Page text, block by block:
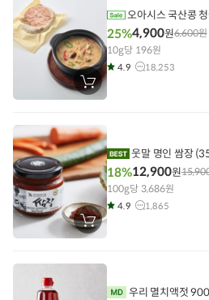
장
바
에
담
기
오아시스 국산콩
25%4,900원6,600원
10g당 196원
4.9 18,253
장
바
에
웃말 명인 쌈장
18%12,900원
100g당 3,686원
4.9 1,865
우리 멸치액젓